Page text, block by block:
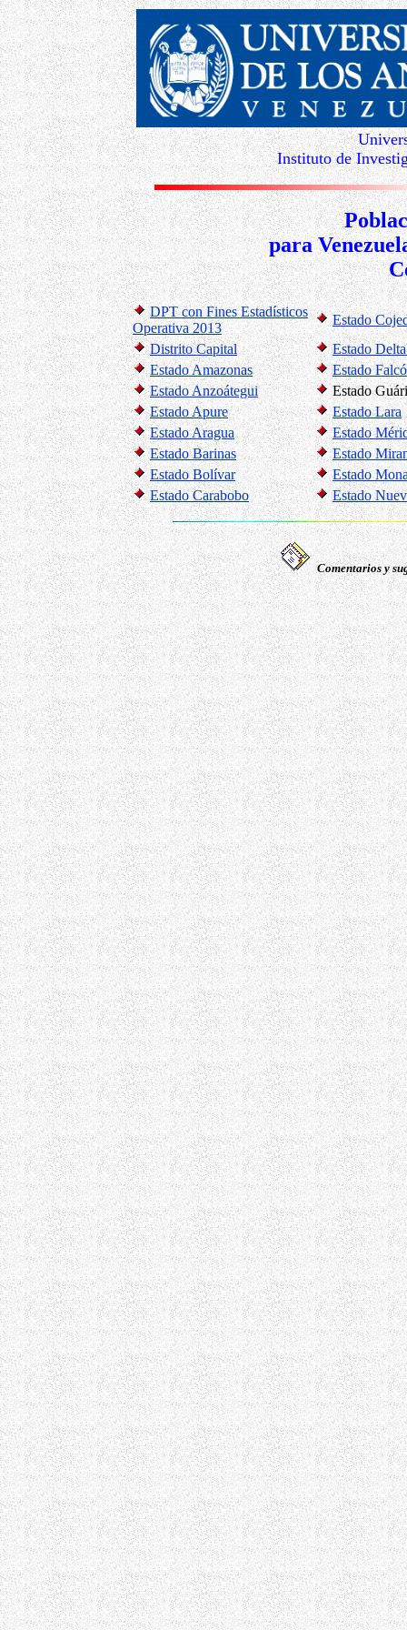
Instituto de
para
DPT con Fines Estadísticos
Operativa 2013
Estado
Distrito Capital
Estado
Estado Amazonas
Estado
Estado Anzoátegui
Estado
Estado Apure
Estado Lara
Estado Aragua
Estado
Estado Barinas
Estado
Estado Bolívar
Estado
Estado Carabobo
Estado
Comentarios y